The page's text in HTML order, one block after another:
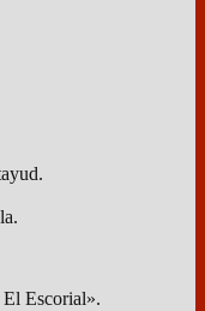
Escorial».